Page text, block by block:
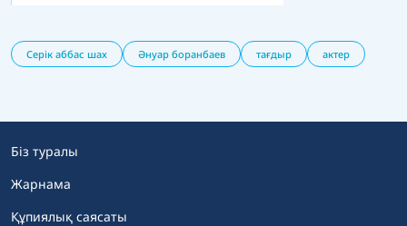
Серік аббас шах Әнуар боранбаев тағдыр актер
Біз туралы
Жарнама
Құпиялық саясаты